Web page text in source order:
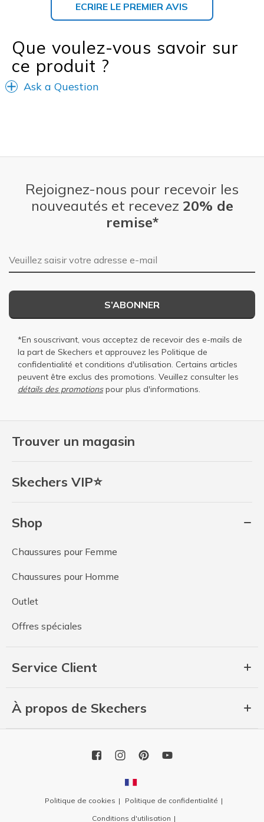
ECRIRE LE PREMIER AVIS
Que voulez-vous savoir sur
ce produit ?
Ask a Question
Trouver un magasin
Skechers VIP⭐
Shop
Chaussures pour Femme
Chaussures pour Homme
Outlet
Offres spéciales
Service Client
À propos de Skechers
Rejoignez-nous pour recevoir les
nouveautés et recevez 20% de
remise*
Adresse e-mail
S’ABONNER
*En souscrivant, vous acceptez de recevoir des e-mails de
la part de Skechers et approuvez les Politique de
confidentialité et conditions d'utilisation. Certains articles
peuvent être exclus des promotions. Veuillez consulter les
détails des promotionspour plus d'informations.
Politique de cookies
Politique de confidentialité
Conditions d'utilisation